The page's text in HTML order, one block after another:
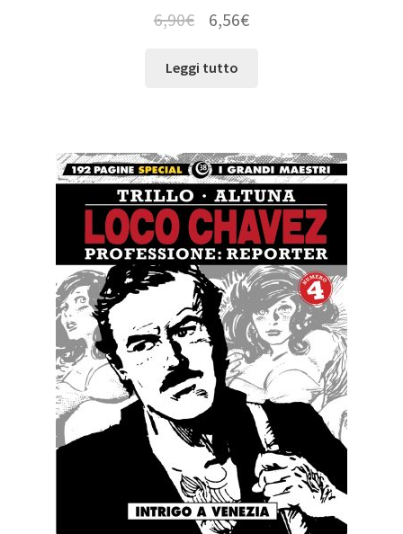
6,90€ 6,56€
Leggi tutto